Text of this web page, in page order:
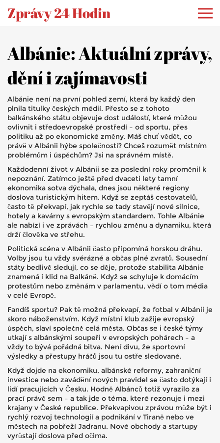
Zprávy 24 Hodin
Albánie: Aktuální zprávy,
dění i zajímavosti
Albánie není na první pohled zemí, která by každý den
plnila titulky českých médií. Přesto se z tohoto
balkánského státu objevuje dost událostí, které můžou
ovlivnit i středoevropské prostředí – od sportu, přes
politiku až po ekonomické změny. Máš chuť vědět, co
právě v Albánii hýbe společností? Chceš rozumět místním
problémům i úspěchům? Jsi na správném místě.
Každodenní život v Albánii se za poslední roky proměnil k
nepoznání. Zatímco ještě před dvaceti lety tamní
ekonomika sotva dýchala, dnes jsou některé regiony
doslova turistickým hitem. Když se zeptáš cestovatelů,
často tě překvapí, jak rychle se tady stavějí nové silnice,
hotely a kavárny s evropským standardem. Tohle Albánie
ale nabízí i ve zprávách – rychlou změnu a dynamiku, která
drží člověka ve střehu.
Politická scéna v Albánii často připomíná horskou dráhu.
Volby jsou tu vždy svérázné a občas plné zvratů. Sousední
státy bedlivě sledují, co se děje, protože stabilita Albánie
znamená i klid na Balkáně. Když se schyluje k domácím
protestům nebo změnám v parlamentu, vědí o tom média
v celé Evropě.
Fandíš sportu? Pak tě možná překvapí, že fotbal v Albánii je
skoro náboženstvím. Když místní klub zažije evropský
úspěch, slaví společně celá města. Občas se i české týmy
utkají s albánskými soupeři v evropských pohárech – a
vždy to bývá pořádná bitva. Není divu, že sportovní
výsledky a přestupy hráčů jsou tu ostře sledované.
Když dojde na ekonomiku, albánské reformy, zahraniční
investice nebo zavádění nových pravidel se často dotýkají i
lidí pracujících v Česku. Hodně Albánců totiž vyrazilo za
prací právě sem – a tak jde o téma, které rezonuje i mezi
krajany v České republice. Překvapivou zprávou může být i
rychlý rozvoj technologií a podnikání v Tiraně nebo ve
městech na pobřeží Jadranu. Nové obchody a startupy
vyrůstají doslova před očima.